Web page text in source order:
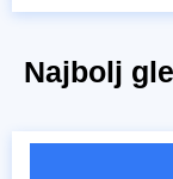
Najbolj